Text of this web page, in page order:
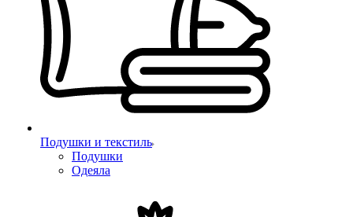
Подушки и текстиль
Подушки
Одеяла